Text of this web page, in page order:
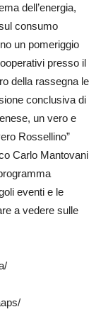
dell’energia,
consumo
un pomeriggio
presso il
della rassegna le
conclusiva di
un vero e
Rossellino”
Carlo Mantovani
eventi e le
a vedere sulle